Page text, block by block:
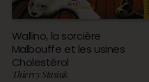
Wallino, la sorcière
Malbouffe et les usines
Cholestérol
Thierry Stasiuk